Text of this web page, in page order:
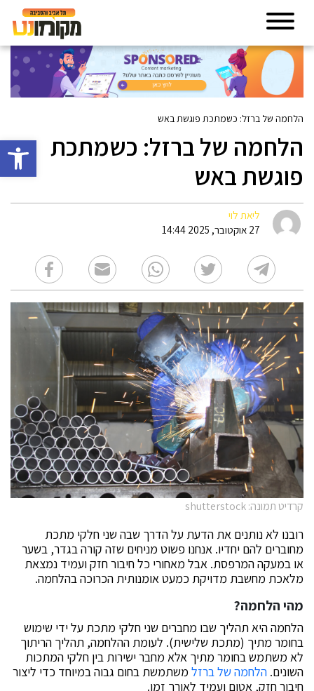
פתח
הלחמה של ברזל: כשמתכת פוגשת באש
הלחמה של ברזל: כשמתכת
פוגשת באש
ליאת לוי
27 אוקטובר, 2025 14:44
קרדיט תמונה: shutterstock
רובנו לא נותנים את הדעת על הדרך שבה שני חלקי מתכת
מחוברים להם יחדיו. אנחנו פשוט מניחים שזה קורה בגדר, בשער
או במעקה המרפסת. אבל מאחורי כל חיבור חזק ועמיד נמצאת
מלאכת מחשבת מדויקת כמעט אומנותית הכרוכה בהלחמה.
מהי הלחמה?
הלחמה היא תהליך שבו מחברים שני חלקי מתכת על ידי שימוש
בחומר מתיך (מתכת שלישית). לעומת ההלחמה, תהליך הריתוך
לא משתמש בחומר מתיך אלא מחבר ישירות בין חלקי המתכות
השונים. הלחמה של ברזל משתמשת בחום גבוה במיוחד כדי ליצור
חיבור חזק, אטום ועמיד לאורך זמן.